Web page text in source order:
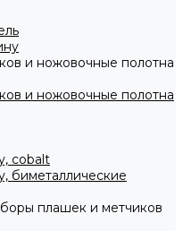
и ножовочные полотна
и ножовочные полотна
cobalt
биметаллические
плашек и метчиков